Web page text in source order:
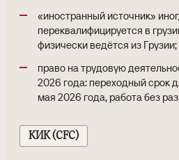
«иностранный источник»
переквалифицируется в
физически ведётся из Грузии;
право на трудовую
2026 года: переходный срок
мая 2026 года, работа без
КИК (CFC)